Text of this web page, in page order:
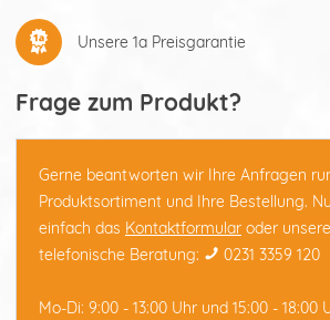
Unsere 1a Preisgarantie
Frage zum Produkt?
Gerne beantworten wir Ihre Anfragen
Produktsortiment und Ihre Bestellung.
einfach das Kontaktformular oder
telefonische Beratung:
0231 3359 120
Mo-Di: 9:00 - 13:00 Uhr und 15:00 - 18:00